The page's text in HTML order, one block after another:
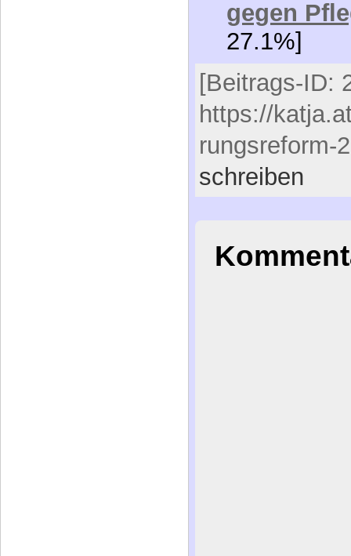
[Beitrags-ID:
https://
rungsreform-
schreiben